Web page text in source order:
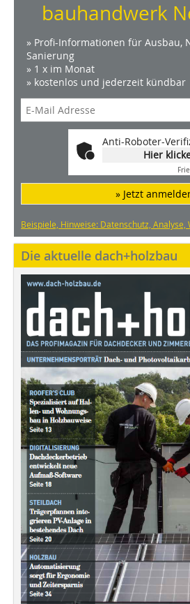
bauhandwerk
» Profi-Informationen für Ausbau,
Sanierung
» 1 x im Monat
» kostenlos und jederzeit kündbar
Anti-Roboter-
Hier
» Jetzt
Beispiele, Hinweise: Datenschutz, Analyse,
Die aktuelle dach+holzbau